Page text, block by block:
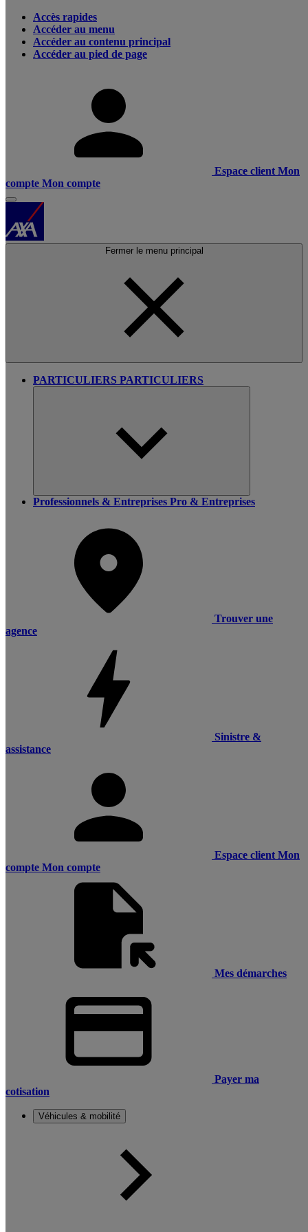
Accès rapides
Accéder au menu
Accéder au contenu principal
Accéder au pied de page
Espace client Mon
compte Mon compte
Fermer le menu principal
PARTICULIERS PARTICULIERS
Professionnels & Entreprises Pro & Entreprises
Trouver une
agence
Sinistre &
assistance
Espace client Mon
compte Mon compte
Mes démarches
Payer ma
cotisation
Véhicules & mobilité